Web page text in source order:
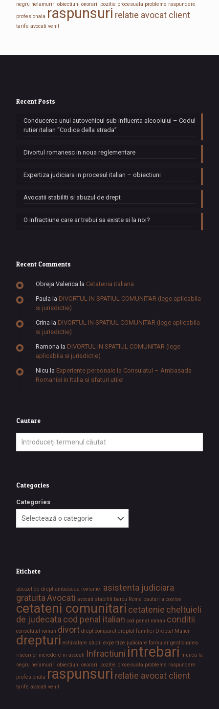
negru nelamuriri obiectiuni onorarii pozitie procesuala probleme raspundere
profesionala raspunsuri relatie avocat client
tarife avocati venit
Recent Posts
Conducerea unui autovehicul sub influenta alcoolului – Codul
rutier italian “Codice della strada”
Divortul romanesc in noua reglementare
Expertiza judiciara in procesul italian – obiectiuni
Avocatii stabiliti si abuzul de drept
O infractiune care ar trebui sa existe si la noi?
Recent Comments
Obreja Valerica la Cetatenia italiana
Paula la DIVORTUL IN SPATIUL COMUNITAR (lege aplicabila
si jurisdictie)
Crina la DIVORTUL IN SPATIUL COMUNITAR (lege aplicabila
si jurisdictie)
Ramona la DIVORTUL IN SPATIUL COMUNITAR (lege
aplicabila si jurisdictie)
Nicu la Experiente personale la Consulatul – Ambasada
Romaniei in Italia si sfaturi utile!
Cautare
Categories
Categories
Etichete
abuzul de drept ambasada romaniei asistenta judiciara
gratuita Avocati avocati stabiliti barou Roma bauturi alcoolice
cetateni comunitari cetatenie cheltuieli
de judecata cod penal italian cod penal roman conditii
consulatul roman divort drept comparat dreptul familiei Dreptul Muncii
drepturi echivalare studii expertize judiciare formular gestionarea
riscurilor incredere in avocati Infractiuni intrebari munca la
negru nelamuriri obiectiuni onorarii pozitie procesuala probleme raspundere
profesionala raspunsuri relatie avocat client
tarife avocati venit